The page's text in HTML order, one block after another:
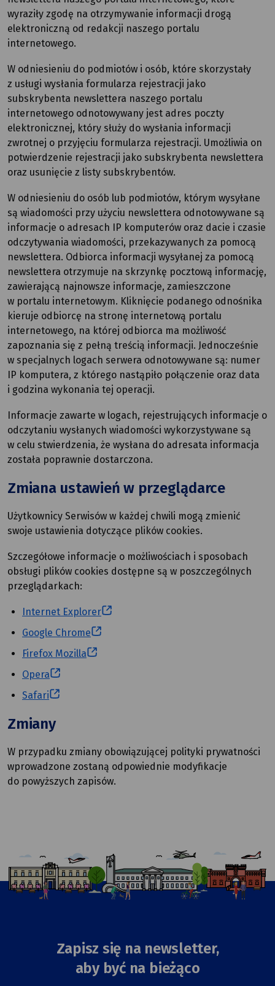
wyraziły zgodę na otrzymywanie informacji drogą
elektroniczną od redakcji naszego portalu
internetowego.
W odniesieniu do podmiotów i osób, które skorzystały
z usługi wysłania formularza rejestracji jako
subskrybenta newslettera naszego portalu
internetowego odnotowywany jest adres poczty
elektronicznej, który służy do wysłania informacji
zwrotnej o przyjęciu formularza rejestracji. Umożliwia on
potwierdzenie rejestracji jako subskrybenta newslettera
oraz usunięcie z listy subskrybentów.
W odniesieniu do osób lub podmiotów, którym wysyłane
są wiadomości przy użyciu newslettera odnotowywane są
informacje o adresach IP komputerów oraz dacie i czasie
odczytywania wiadomości, przekazywanych za pomocą
newslettera. Odbiorca informacji wysyłanej za pomocą
newslettera otrzymuje na skrzynkę pocztową informację,
zawierającą najnowsze informacje, zamieszczone
w portalu internetowym. Kliknięcie podanego odnośnika
kieruje odbiorcę na stronę internetową portalu
internetowego, na której odbiorca ma możliwość
zapoznania się z pełną treścią informacji. Jednocześnie
w specjalnych logach serwera odnotowywane są: numer
IP komputera, z którego nastąpiło połączenie oraz data
i godzina wykonania tej operacji.
Informacje zawarte w logach, rejestrujących informacje o
odczytaniu wysłanych wiadomości wykorzystywane są
w celu stwierdzenia, że wysłana do adresata informacja
została poprawnie dostarczona.
Zmiana ustawień w przeglądarce
Użytkownicy Serwisów w każdej chwili mogą zmienić
swoje ustawienia dotyczące plików cookies.
Szczegółowe informacje o możliwościach i sposobach
obsługi plików cookies dostępne są w poszczególnych
przeglądarkach:
Internet Explorer
Google Chrome
Firefox Mozilla
Opera
Safari
Zmiany
W przypadku zmiany obowiązującej polityki prywatności
wprowadzone zostaną odpowiednie modyfikacje
do powyższych zapisów.
Zapisz się na newsletter,
aby być na bieżąco